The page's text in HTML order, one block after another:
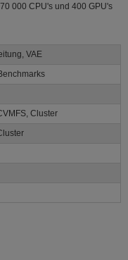
000 CPU's und 400 GPU's
VAE
Cluster